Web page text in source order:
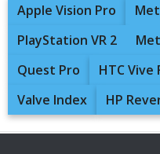
Apple Vision Pro
PlayStation VR 2
Quest Pro
HTC Vive
Valve Index
HP